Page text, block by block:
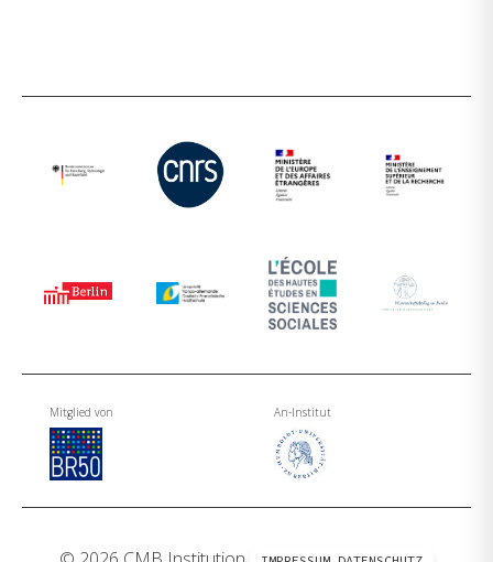
Mitglied von An-Institut